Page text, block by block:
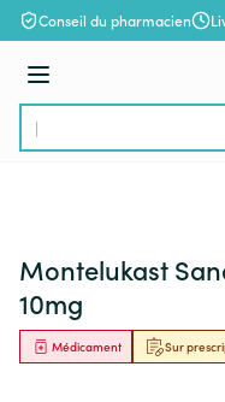
Aller au contenu
Conseil du pharmacien
Menu
Rechercher
Montelukast
10mg
Sur
Médicament